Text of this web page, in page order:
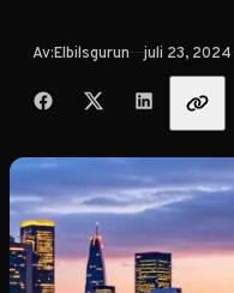
Av:Elbilsgurun Publicerad
juli 23, 2024
Dela med vänner